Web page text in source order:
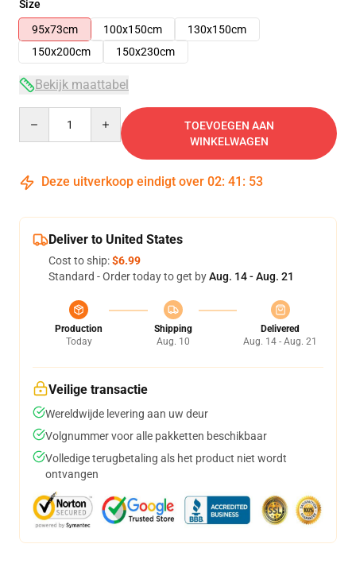
Size
95x73cm
100x150cm
130x150cm
150x200cm
150x230cm
Bekijk maattabel
TOEVOEGEN AAN
WINKELWAGEN
Deze uitverkoop eindigt over 02: 41 : 53
Deliver to United States
Cost to ship:$6.99
Standard - Order today to get byAug. 14 - Aug. 21
Production
Today
Shipping
Aug. 10
Delivered
Aug. 14 - Aug. 21
Veilige transactie
Wereldwijde levering aan uw deur
Volgnummer voor alle pakketten beschikbaar
Volledige terugbetaling als het product niet wordt
ontvangen